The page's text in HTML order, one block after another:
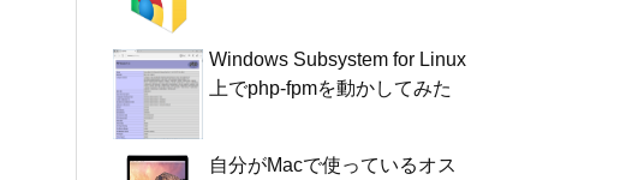
Windows Subsystem for Linux
上でphp-fpmを動かしてみた
自分がMacで使っているオス